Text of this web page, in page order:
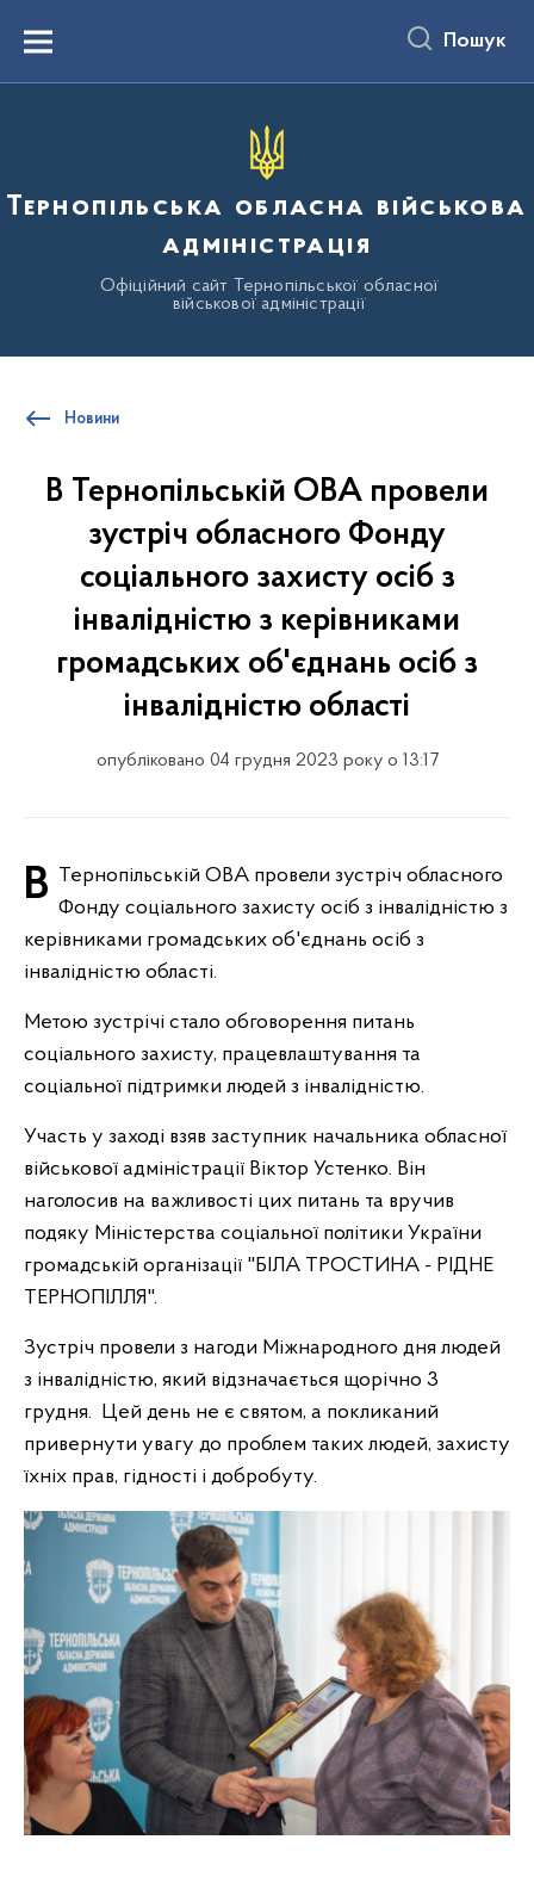
вмістуMenu Пошук
Тернопільська обласна військова
адміністрація
Офіційний сайт Тернопільської обласної
військової адміністрації
Новини
В Тернопільській ОВА провели
зустріч обласного Фонду
соціального захисту осіб з
інвалідністю з керівниками
громадських об'єднань осіб з
інвалідністю області
опубліковано 04 грудня 2023 року о 13:17
В Тернопільській ОВА провели зустріч обласного Фонду соціального захисту осіб з інвалідністю з
керівниками громадських об'єднань осіб з
інвалідністю області.
Метою зустрічі стало обговорення питань
соціального захисту, працевлаштування та
соціальної підтримки людей з інвалідністю.
Участь у заході взяв заступник начальника обласної
військової адміністрації Віктор Устенко. Він
наголосив на важливості цих питань та вручив
подяку Міністерства соціальної політики України
громадській організації "БІЛА ТРОСТИНА - РІДНЕ
ТЕРНОПІЛЛЯ".
Зустріч провели з нагоди Міжнародного дня людей
з інвалідністю, який відзначається щорічно 3
грудня. Цей день не є святом, а покликаний
привернути увагу до проблем таких людей, захисту
їхніх прав, гідності і добробуту.